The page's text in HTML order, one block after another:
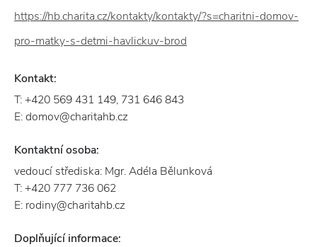
https://hb.charita.cz/kontakty/kontakty/?s=charitni-domov-
pro-matky-s-detmi-havlickuv-brod
Kontakt:
T: +420 569 431 149, 731 646 843
E: domov@charitahb.cz
Kontaktní osoba:
vedoucí střediska: Mgr. Adéla Bělunková
T: +420 777 736 062
E: rodiny@charitahb.cz
Doplňující informace: